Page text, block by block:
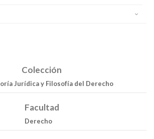
Colección
Jurídica y Filosofía del Derecho
Facultad
Derecho